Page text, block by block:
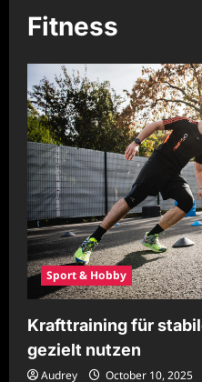
Fitness
Sport & Hobby
Krafttraining für
gezielt nutzen
Audrey October 10, 2025